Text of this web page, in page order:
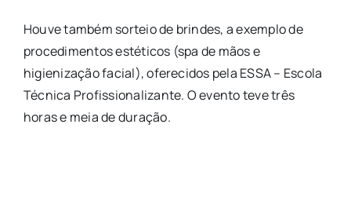
Houve também sorteio de brindes, a exemplo de
procedimentos estéticos (spa de mãos e
higienização facial), oferecidos pela ESSA – Escola
Técnica Profissionalizante. O evento teve três
horas e meia de duração.